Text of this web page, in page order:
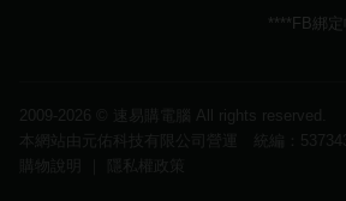
****FB綁